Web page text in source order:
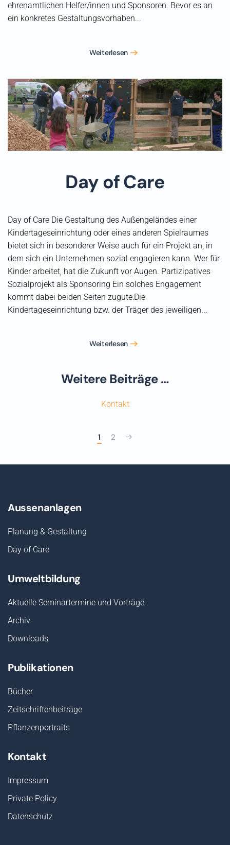
ehrenamtlichen Helfer/innen und Sponsoren. Bevor es an
ein konkretes Gestaltungsvorhaben...
Weiterlesen
Day of Care
Day of Care Die Gestaltung des Außengeländes einer
Kindertageseinrichtung oder eines anderen Spielraumes
bietet sich in besonderer Weise auch für ein Projekt an, in
dem sich ein Unternehmen sozial engagieren kann. Wer für
Kinder arbeitet, hat die Zukunft vor Augen. Partizipatives
Sozialprojekt als Sponsoring Ein solches Engagement
kommt dabei beiden Seiten zugute:Die
Kindertageseinrichtung bzw. der Träger des jeweiligen...
Weiterlesen
Weitere Beiträge …
Kontakt
1 2
Aussenanlagen
Planung & Gestaltung
Day of Care
Umweltbildung
Aktuelle Seminartermine und Vorträge
Archiv
Downloads
Publikationen
Bücher
Zeitschriftenbeiträge
Pflanzenportraits
Kontakt
Impressum
Private Policy
Datenschutz